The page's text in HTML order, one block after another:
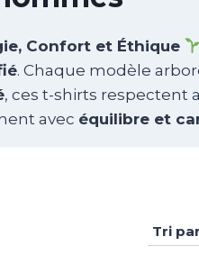
Confort et Éthique
. Chaque modèle
, ces t-shirts respectent
avec équilibre et